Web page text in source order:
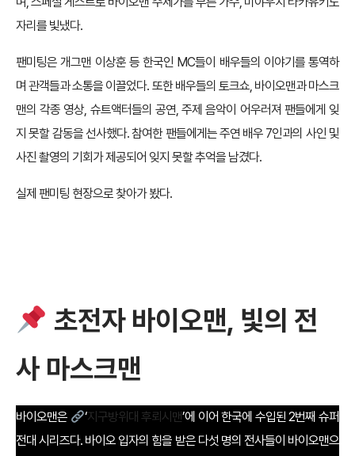
자리를 빛냈다.
팬미팅은 개그맨 이상훈 등 한국인 MC들이 배우들의 이야기를 통역하
며 관객들과 소통을 이끌었다. 또한 배우들의 토크쇼, 바이오맨과 마스크
맨의 각종 영상, 슈트액터들의 공연, 주제 음악이 어우러져 팬들에게 잊
지 못할 감동을 선사했다. 참여한 팬들에게는 주연 배우 7인과의 사인 및
사진 촬영의 기회가 제공되어 잊지 못할 추억을 남겼다.
실제 팬미팅 현장으로 찾아가 봤다.
초전자 바이오맨, 빛의 전
사 마스크맨
바이오맨은 ‘지구방위대 후뢰시맨’에 이어 한국에 수입된 2번째 슈퍼
전대 시리즈다. 바이오 입자의 힘을 받은 다섯 명의 전사들이 바이오맨으